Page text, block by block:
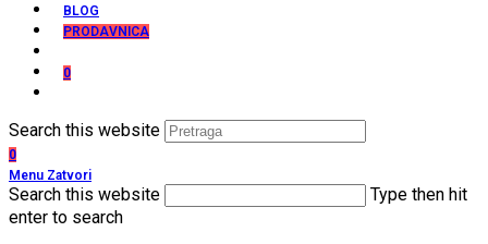
BLOG
PRODAVNICA
0
Search this website
0
Menu Zatvori
Search this website
Type then hit
enter to search